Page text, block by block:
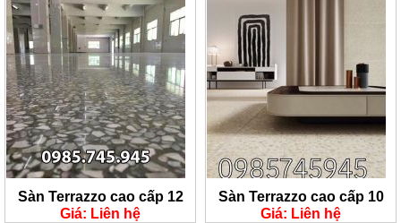
Sàn Terrazzo cao cấp 12
Giá: Liên hệ
Sàn Terrazzo cao cấp 10
Giá: Liên hệ